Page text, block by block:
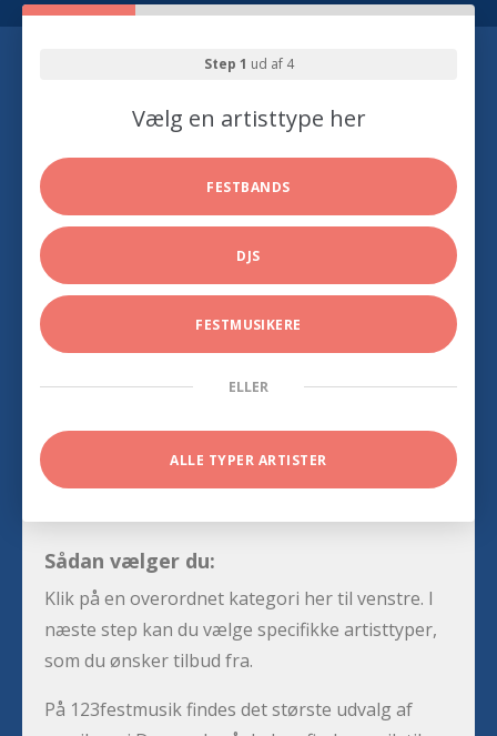
Step 1 ud af 4
Vælg en artisttype her
FESTBANDS
DJS
FESTMUSIKERE
ELLER
ALLE TYPER ARTISTER
Sådan vælger du:
Klik på en overordnet kategori her til venstre. I
næste step kan du vælge specifikke artisttyper,
som du ønsker tilbud fra.
På 123festmusik findes det største udvalg af